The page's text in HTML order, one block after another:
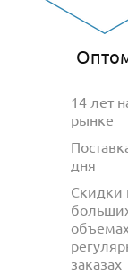
14 лет
рынке
дня
Скидки
заказах